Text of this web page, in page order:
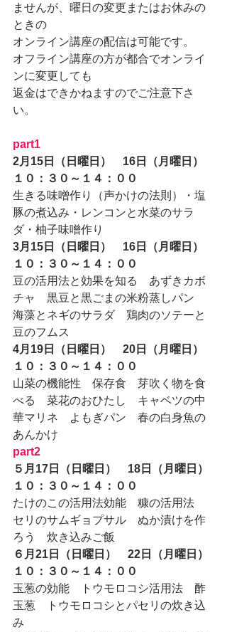
ませんが、曜日の変更またはお休みの
ときの
オンライン講座の配信は可能です。
オフライン講座の方が都合でオンライ
ンに変更しても
返金はできかねますのでご注意下さ
い。
part1
2月15日（日曜日）　16日（月曜日）
１０：３０～１４：００
生きる味噌作り（声かけの法則）・塩
豚の煮込み・レンコンと水菜のサラ
ダ・柚子味噌作り
3月15日（日曜日）　16日（月曜日）
１０：３０～１４：００
豆の活用法と効果を知る　あずきカボ
チャ　黒豆と黒ごまの米粉蒸しパン
海藻とネギのサラダ　鶏肉のソテーと
豆のフムス
4月19日（日曜日）　20日（月曜日）
１０：３０～１４：００
山菜の機能性　保存食　芽吹く物を食
べる　菜花のおひたし　キャベツの中
華マリネ　よもぎパン　春の白身魚の
あんかけ
part2
５月17日（日曜日）　18日（月曜日）
１０：３０～１４：００
たけのこの活用法効能　糠の活用法
セリのサムギョプサル　ぬか漬けを作
ろう　炊き込みご飯
６月21日（日曜日）　22日（月曜日）
１０：３０～１４：００
玉葱の効能　トウモロコシ活用法　酢
玉葱　トウモロコシとパセリの炊き込
み